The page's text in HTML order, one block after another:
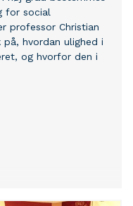
for social
professor Christian
på, hvordan ulighed i
og hvorfor den i